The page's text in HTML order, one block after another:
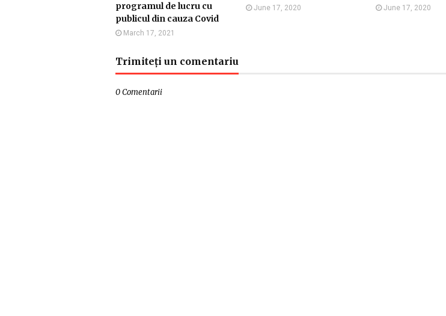
programul de lucru cu
publicul din cauza Covid
March 17, 2021
June 17, 2020 June 17, 2020
Trimiteți un comentariu
0 Comentarii